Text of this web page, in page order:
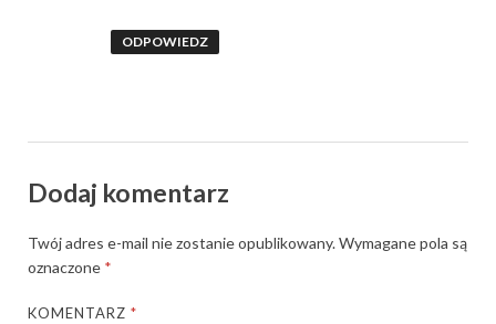
ODPOWIEDZ
Dodaj komentarz
Twój adres e-mail nie zostanie opublikowany.Wymagane pola są
oznaczone *
KOMENTARZ*